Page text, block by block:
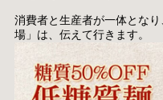
消費者と生産者が一体とな
場」は、伝えて行きます。